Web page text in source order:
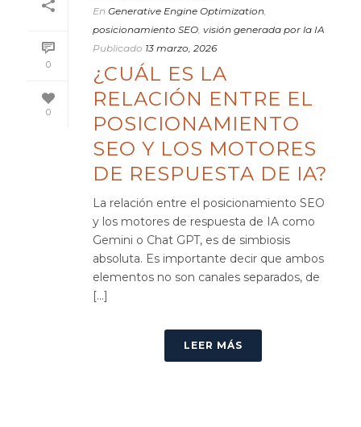
0
0
En Generative Engine Optimization,
posicionamiento SEO, visión generada por la IA
Publicado 13 marzo, 2026
¿CUÁL ES LA
RELACIÓN ENTRE EL
POSICIONAMIENTO
SEO Y LOS MOTORES
DE RESPUESTA DE IA?
La relación entre el posicionamiento SEO
y los motores de respuesta de IA como
Gemini o Chat GPT, es de simbiosis
absoluta. Es importante decir que ambos
elementos no son canales separados, de
[...]
LEER MÁS